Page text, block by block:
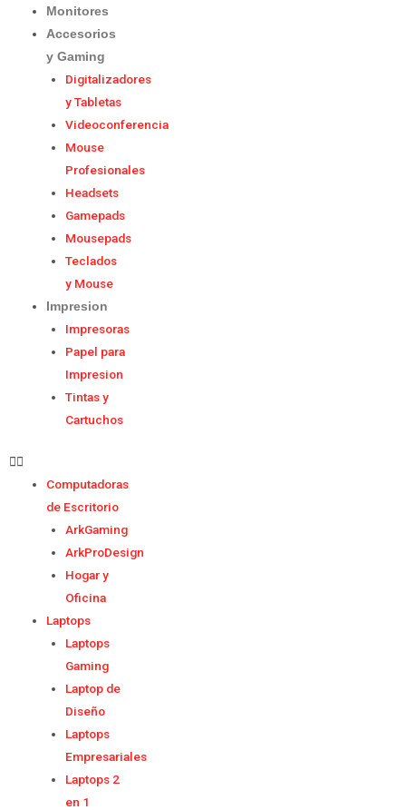
Monitores
Accesorios
y Gaming
Digitalizadores
y Tabletas
Videoconferencia
Mouse
Profesionales
Headsets
Gamepads
Mousepads
Teclados
y Mouse
Impresion
Impresoras
Papel para
Impresion
Tintas y
Cartuchos
Computadoras
de Escritorio
ArkGaming
ArkProDesign
Hogar y
Oficina
Laptops
Laptops
Gaming
Laptop de
Diseño
Laptops
Empresariales
Laptops 2
en 1